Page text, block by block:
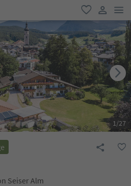
favorit
user link
1/27
Seiser Alm